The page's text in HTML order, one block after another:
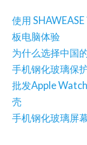
使用
板电脑体验
为什么选择中国
手机钢化玻璃保
批发Apple
壳
手机钢化玻璃屏